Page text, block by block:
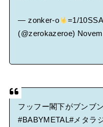
— zonker-o =1/
(@zerokazeroe)
フッフー閣下がブンブ
#BABYMETAL#メタラ